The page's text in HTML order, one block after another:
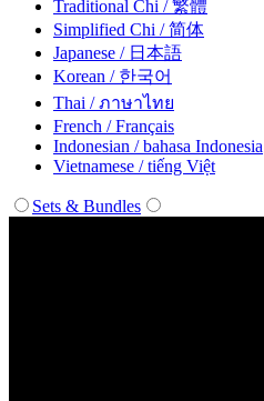
Traditional Chi / 繁體
Simplified Chi / 简体
Japanese / 日本語
Korean / 한국어
Thai / ภาษาไทย
French / Français
Indonesian / bahasa Indonesia
Vietnamese / tiếng Việt
Sets & Bundles